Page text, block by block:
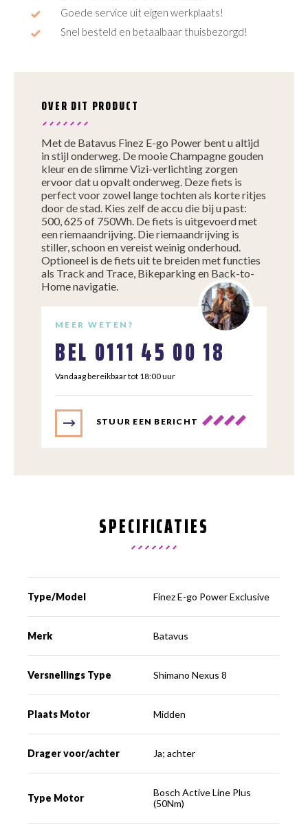
Goede service uit eigen werkplaats!
Snel besteld en betaalbaar thuisbezorgd!
OVER DIT PRODUCT
Met de Batavus Finez E-go Power bent u altijd
in stijl onderweg. De mooie Champagne gouden
kleur en de slimme Vizi-verlichting zorgen
ervoor dat u opvalt onderweg. Deze fiets is
perfect voor zowel lange tochten als korte ritjes
door de stad. Kies zelf de accu die bij u past:
500, 625 of 750Wh. De fiets is uitgevoerd met
een riemaandrijving. Die riemaandrijving is
stiller, schoon en vereist weinig onderhoud.
Optioneel is de fiets uit te breiden met functies
als Track and Trace, Bikeparking en Back-to-
Home navigatie.
MEER WETEN?
BEL 0111 45 00 18
Vandaag bereikbaar tot 18:00 uur
STUUR EEN BERICHT
SPECIFICATIES
Type/Model Finez E-go Power Exclusive
Merk Batavus
Versnellings Type Shimano Nexus 8
Plaats Motor Midden
Drager voor/achter Ja; achter
Type Motor
Bosch Active Line Plus
(50Nm)